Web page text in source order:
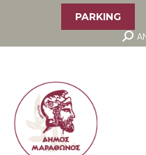
PARKING